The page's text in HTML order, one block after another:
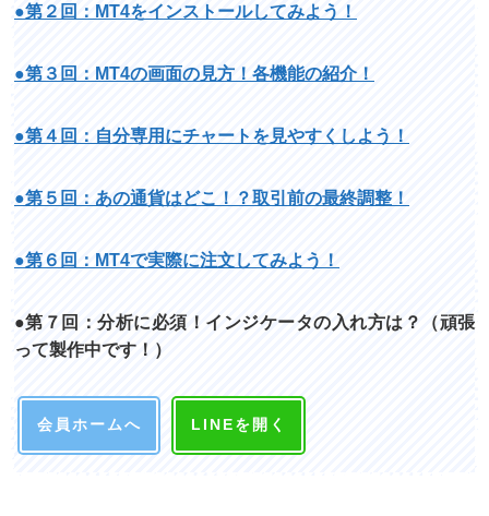
●第２回：MT4をインストールしてみよう！
●第３回：MT4の画面の見方！各機能の紹介！
●第４回：自分専用にチャートを見やすくしよう！
●第５回：あの通貨はどこ！？取引前の最終調整！
●第６回：MT4で実際に注文してみよう！
●第７回：分析に必須！インジケータの入れ方は？（頑張
って製作中です！）
会員ホームへ LINEを開く